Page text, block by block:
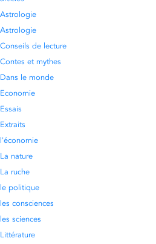
Astrologie
Astrologie
Conseils de lecture
Contes et mythes
Dans le monde
Economie
Essais
Extraits
l'économie
La nature
La ruche
le politique
les consciences
les sciences
Littérature